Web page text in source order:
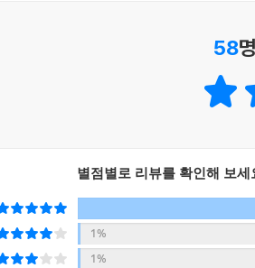
58
별점별로 리뷰를 확인해 보세
1%
1%